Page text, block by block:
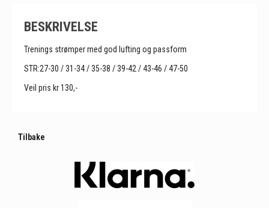
BESKRIVELSE
Trenings strømper med god lufting og passform
STR:27-30 / 31-34 / 35-38 / 39-42 / 43-46 / 47-50
Veil pris kr 130,-
Tilbake